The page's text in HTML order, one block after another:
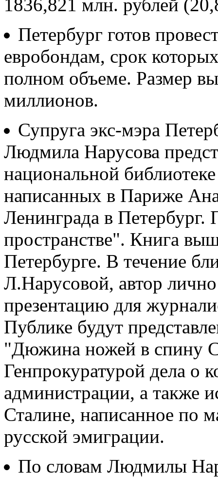
1836,821 млн. рублей
Петербург готов
евробондам, срок
полном объеме. Размер
миллионов.
Супруга экс-мэра
Людмила Нарусова
национальной
написанных в Париже
Ленинграда в Петербург.
пространстве". Книга
Петербурге. В течение
Л.Нарусовой, автор
презентацию для
Публике будут
"Дюжина ножей в спину
Генпрокуратурой дела о
администрации, а также
Сталине, написанное по
русской эмиграции.
По словам Людмилы